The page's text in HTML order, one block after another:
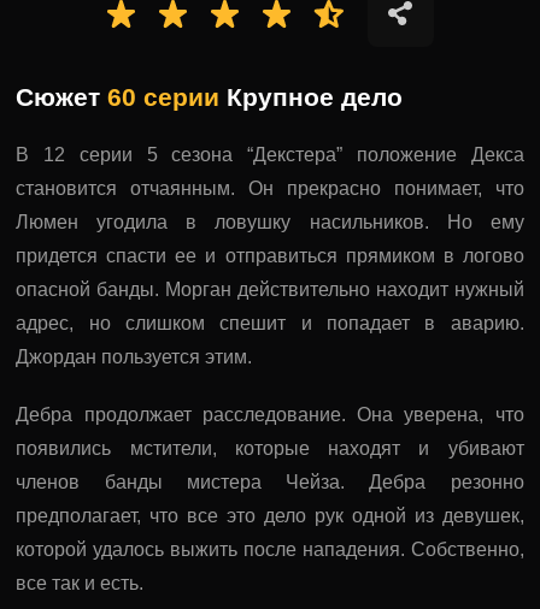
Сюжет60 серии Крупное дело
В 12 серии 5 сезона “Декстера” положение Декса
становится отчаянным. Он прекрасно понимает, что
Люмен угодила в ловушку насильников. Но ему
придется спасти ее и отправиться прямиком в логово
опасной банды. Морган действительно находит нужный
адрес, но слишком спешит и попадает в аварию.
Джордан пользуется этим.
Дебра продолжает расследование. Она уверена, что
появились мстители, которые находят и убивают
членов банды мистера Чейза. Дебра резонно
предполагает, что все это дело рук одной из девушек,
которой удалось выжить после нападения. Собственно,
все так и есть.